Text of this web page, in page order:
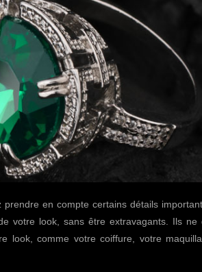
en compte certains détails
votre look, sans être extravagants. Ils ne
look, comme votre coiffure, votre